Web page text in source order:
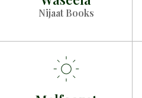
Nijaat Books